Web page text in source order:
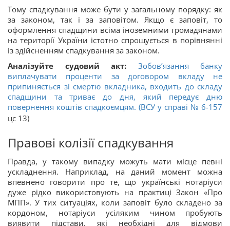
Тому спадкування може бути у загальному порядку: як
за законом, так і за заповітом. Якщо є заповіт, то
оформлення спадщини всіма іноземними громадянами
на території України істотно спрощується в порівнянні
із здійсненням спадкування за законом.
Аналізуйте судовий акт: Зобов’язання банку
виплачувати проценти за договором вкладу не
припиняється зі смертю вкладника, входить до складу
спадщини та триває до дня, який передує дню
повернення коштів спадкоємцям. (ВСУ у справі № 6-157
цс 13)
Правові колізії спадкування
Правда, у такому випадку можуть мати місце певні
ускладнення. Наприклад, на даний момент можна
впевнено говорити про те, що українські нотаріуси
дуже рідко використовують на практиці Закон «Про
МПП». У тих ситуаціях, коли заповіт було складено за
кордоном, нотаріуси усіляким чином пробують
виявити підстави, які необхідні для відмови